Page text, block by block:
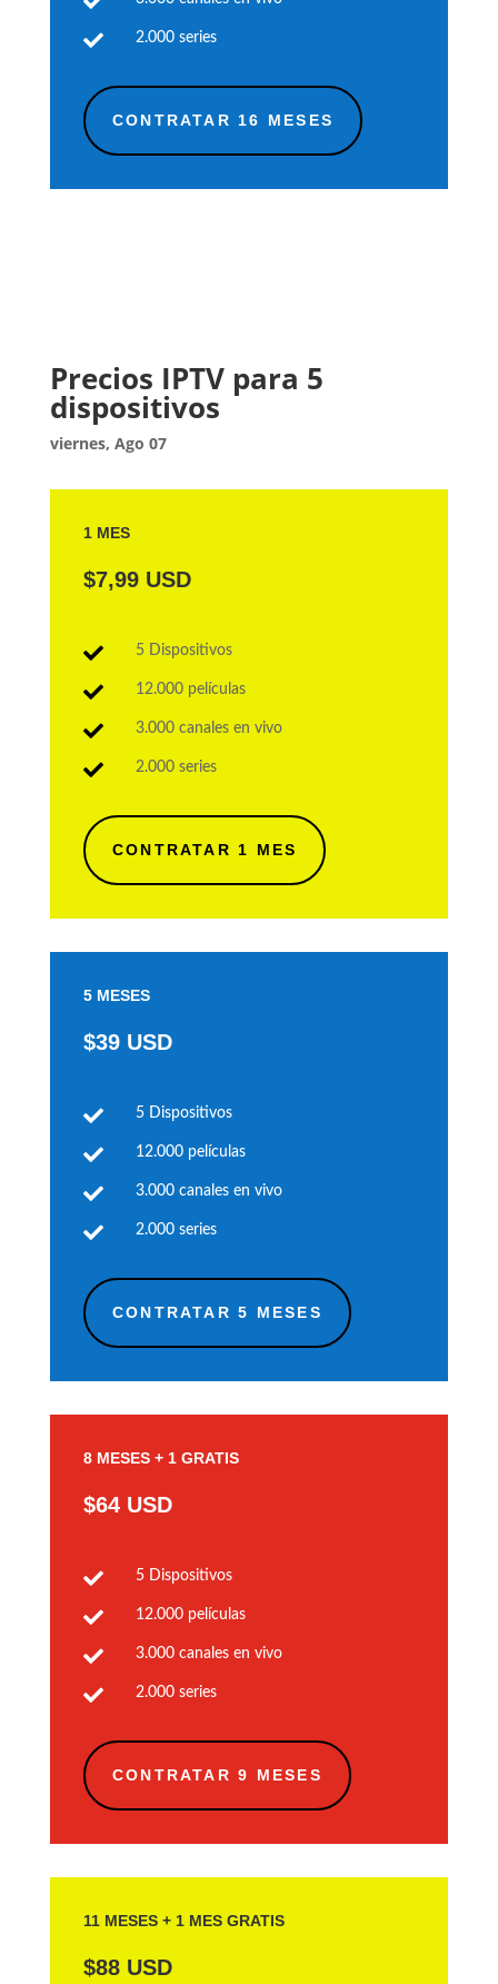
 2.000 series
CONTRATAR 16 MESES
Precios IPTV para 5
dispositivos
viernes, Ago 07
1 MES
$7,99 USD
 5 Dispositivos
 12.000 películas
 3.000 canales en vivo
 2.000 series
CONTRATAR 1 MES
5 MESES
$39 USD
 5 Dispositivos
 12.000 películas
 3.000 canales en vivo
 2.000 series
CONTRATAR 5 MESES
8 MESES + 1 GRATIS
$64 USD
 5 Dispositivos
 12.000 películas
 3.000 canales en vivo
 2.000 series
CONTRATAR 9 MESES
11 MESES + 1 MES GRATIS
$88 USD